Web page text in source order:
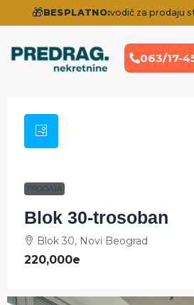
🎁BESPLATNO:vodič za prodaju
063/17-
PRODAJA
Blok 30-trosoban
Blok 30, Novi Beograd
220,000e